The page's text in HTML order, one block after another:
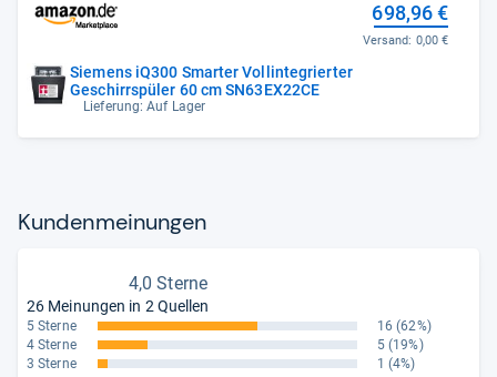
Siemens iQ300 Smarter Vollintegrierter
Geschirrspüler 60 cm SN63EX22CE
Lieferung: Auf Lager
698,96 €
Versand: 0,00 €
Kun­den­mei­nun­gen
4,0 Sterne
26 Meinungen in 2 Quellen
5 Sterne 16 (62%)
4 Sterne
5 (19%)
3 Sterne
1 (4%)